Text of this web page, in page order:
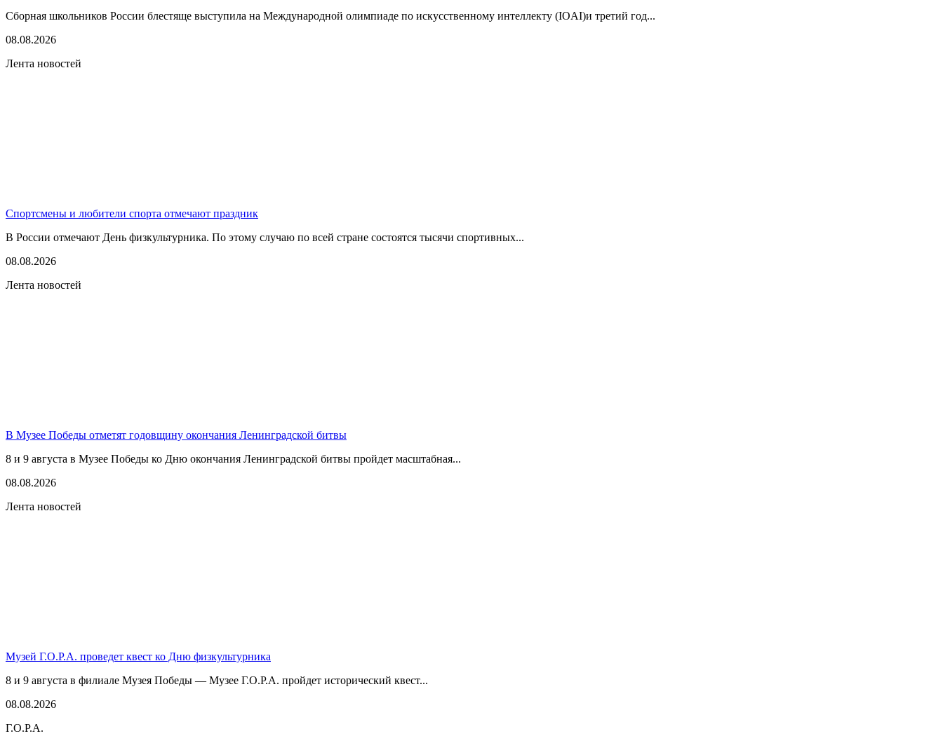
Сборная школьников России блестяще выступила на Международной олимпиаде по искусственному интеллекту (IOAI)и третий год...
08.08.2026
Лента новостей
Спортсмены и любители спорта отмечают праздник
В России отмечают День физкультурника. По этому случаю по всей стране состоятся тысячи спортивных...
08.08.2026
Лента новостей
В Музее Победы отметят годовщину окончания Ленинградской битвы
8 и 9 августа в Музее Победы ко Дню окончания Ленинградской битвы пройдет масштабная...
08.08.2026
Лента новостей
Музей Г.О.Р.А. проведет квест ко Дню физкультурника
8 и 9 августа в филиале Музея Победы — Музее Г.О.Р.А. пройдет исторический квест...
08.08.2026
Г.О.Р.А.